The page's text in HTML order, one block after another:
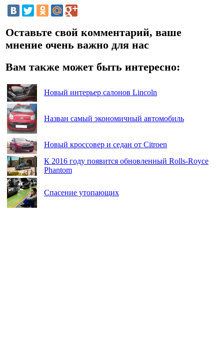
Оставьте свой комментарий, ваше
мнение очень важно для нас
Вам также может быть интересно:
Новый интерьер салонов Lincoln
Назван самый экономичный автомобиль
Новый кроссовер и седан от Citroen
К 2016 году появится обновленный Rolls-Royce
Phantom
Спасение утопающих